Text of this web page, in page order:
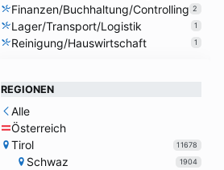
Finanzen/Buchhaltung/Controlling 2
Lager/Transport/Logistik 1
Reinigung/Hauswirtschaft 1
REGIONEN
Alle
Österreich
Tirol
11678
Schwaz 1904